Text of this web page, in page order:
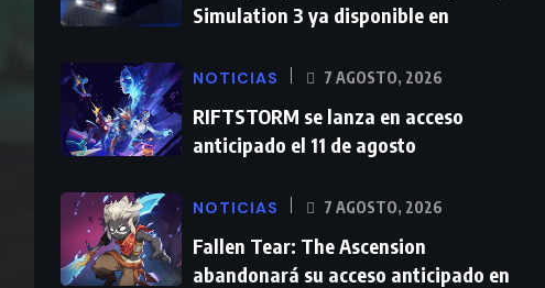
Simulation 3 ya disponible en
NOTICIAS 7 AGOSTO, 2026
RIFTSTORM se lanza en acceso
anticipado el 11 de agosto
NOTICIAS 7 AGOSTO, 2026
Fallen Tear: The Ascension
abandonará su acceso anticipado en